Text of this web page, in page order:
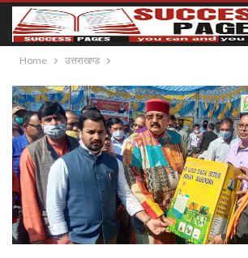
Home उत्तराखण्ड